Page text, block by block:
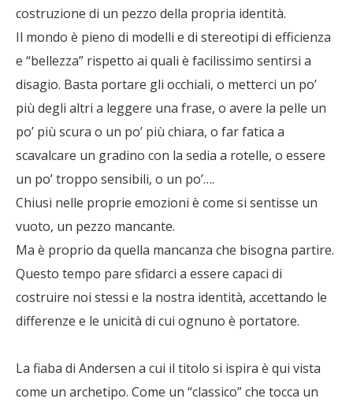
costruzione di un pezzo della propria identità.
Il mondo è pieno di modelli e di stereotipi di efficienza
e “bellezza” rispetto ai quali è facilissimo sentirsi a
disagio. Basta portare gli occhiali, o metterci un po’
più degli altri a leggere una frase, o avere la pelle un
po’ più scura o un po’ più chiara, o far fatica a
scavalcare un gradino con la sedia a rotelle, o essere
un po’ troppo sensibili, o un po’….
Chiusi nelle proprie emozioni è come si sentisse un
vuoto, un pezzo mancante.
Ma è proprio da quella mancanza che bisogna partire.
Questo tempo pare sfidarci a essere capaci di
costruire noi stessi e la nostra identità, accettando le
differenze e le unicità di cui ognuno è portatore.
La fiaba di Andersen a cui il titolo si ispira è qui vista
come un archetipo. Come un “classico” che tocca un